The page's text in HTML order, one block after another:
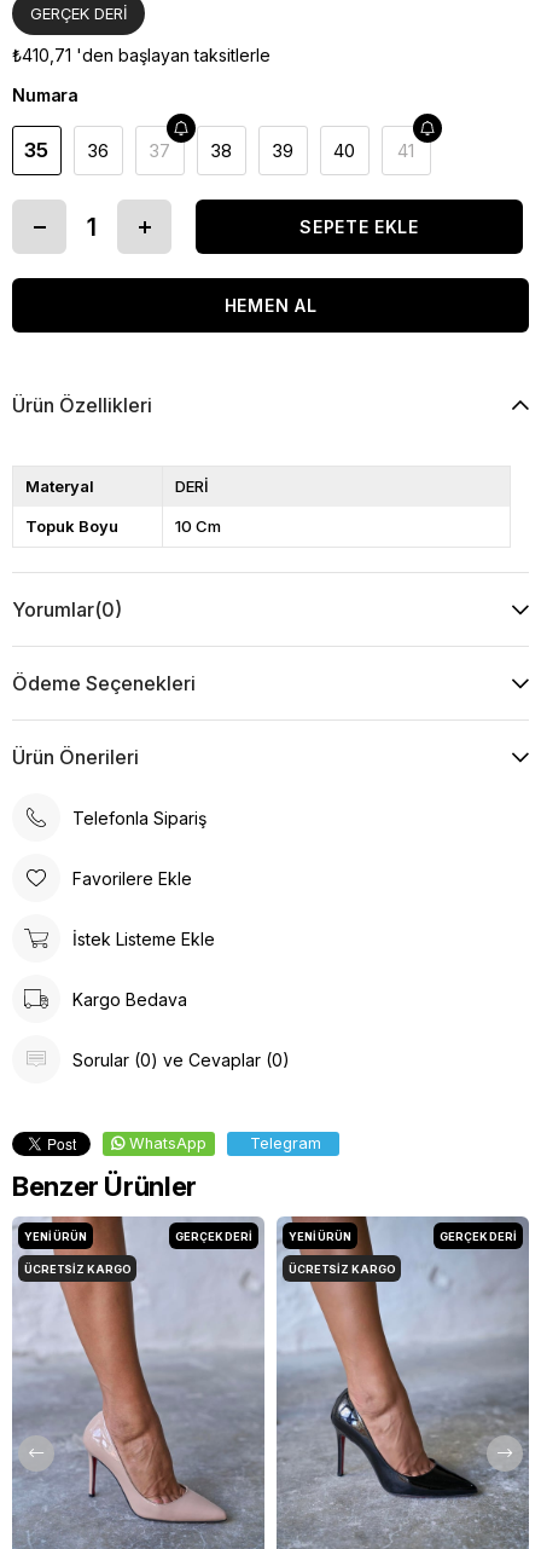
GERÇEK DERİ
₺410,71 'den başlayan taksitlerle
Numara
35 36 37 38 39 40 41
Ürün Özellikleri
Materyal DERİ
Topuk Boyu 10 Cm
Yorumlar(0)
Ödeme Seçenekleri
Ürün Önerileri
Telefonla Sipariş
Favorilere Ekle
İstek Listeme Ekle
Kargo Bedava
Sorular (0) ve Cevaplar (0)
WhatsApp Telegram
Benzer Ürünler
YENI ÜRÜN
ÜCRETSIZ KARGO
GERÇEK DERİ YENI ÜRÜN
ÜCRETSIZ KARGO
GERÇEK DERİ